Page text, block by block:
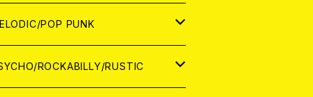
ログ
ログ
POP PUNK
ROCKABILLY/RUSTIC